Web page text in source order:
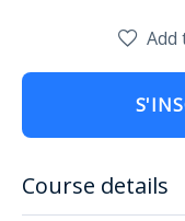
Add
Course details